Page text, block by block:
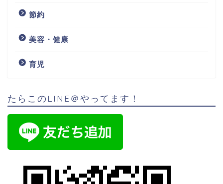
節約
美容・健康
育児
たらこのLINE＠やってます！